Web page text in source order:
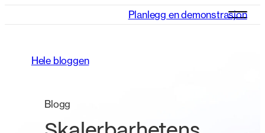
Planlegg en demonstrasjon
Hele bloggen
Blogg